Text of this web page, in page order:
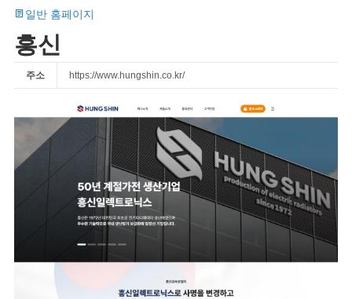
일반 홈페이지
흥신
주소 https://www.hungshin.co.kr/